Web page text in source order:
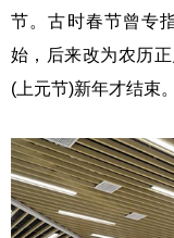
节。古时春节曾专
始，后来改为农历
(上元节)新年才结束。